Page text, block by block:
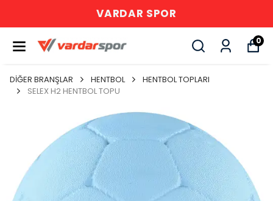
VARDAR SPOR
0
DİĞER BRANŞLAR HENTBOL
HENTBOL TOPLARI
SELEX H2 HENTBOL TOPU